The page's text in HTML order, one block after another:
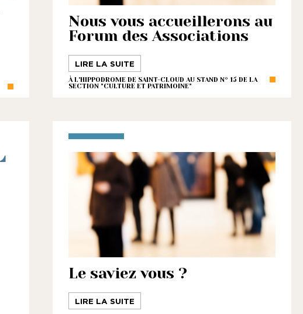
Nous vous accueillerons au
Forum des Associations
LIRE LA SUITE
À L'HIPPODROME DE SAINT-CLOUD AU STAND N° 15 DE LA
SECTION "CULTURE ET PATRIMOINE"
Le saviez vous ?
LIRE LA SUITE